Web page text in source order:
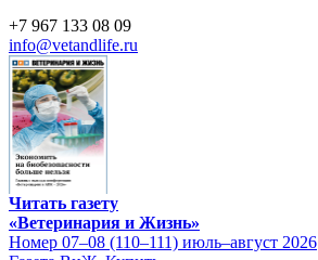
+7 967 133 08 09
info@vetandlife.ru
Читать газету
«Ветеринария и Жизнь»
Номер 07–08 (110–111) июль–август 2026